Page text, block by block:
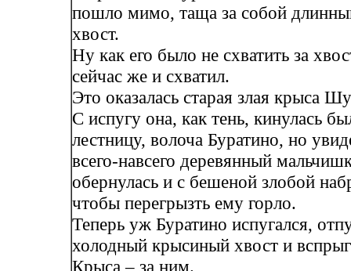
пошло мимо, таща за собой
хвост.
Ну как его было не схватить за
сейчас же и схватил.
Это оказалась старая злая крыса
С испугу она, как тень, кинулась
лестницу, волоча Буратино, но
всего-навсего деревянный
обернулась и с бешеной злобой
чтобы перегрызть ему горло.
Теперь уж Буратино испугался,
холодный крысиный хвост и
Крыса – за ним.